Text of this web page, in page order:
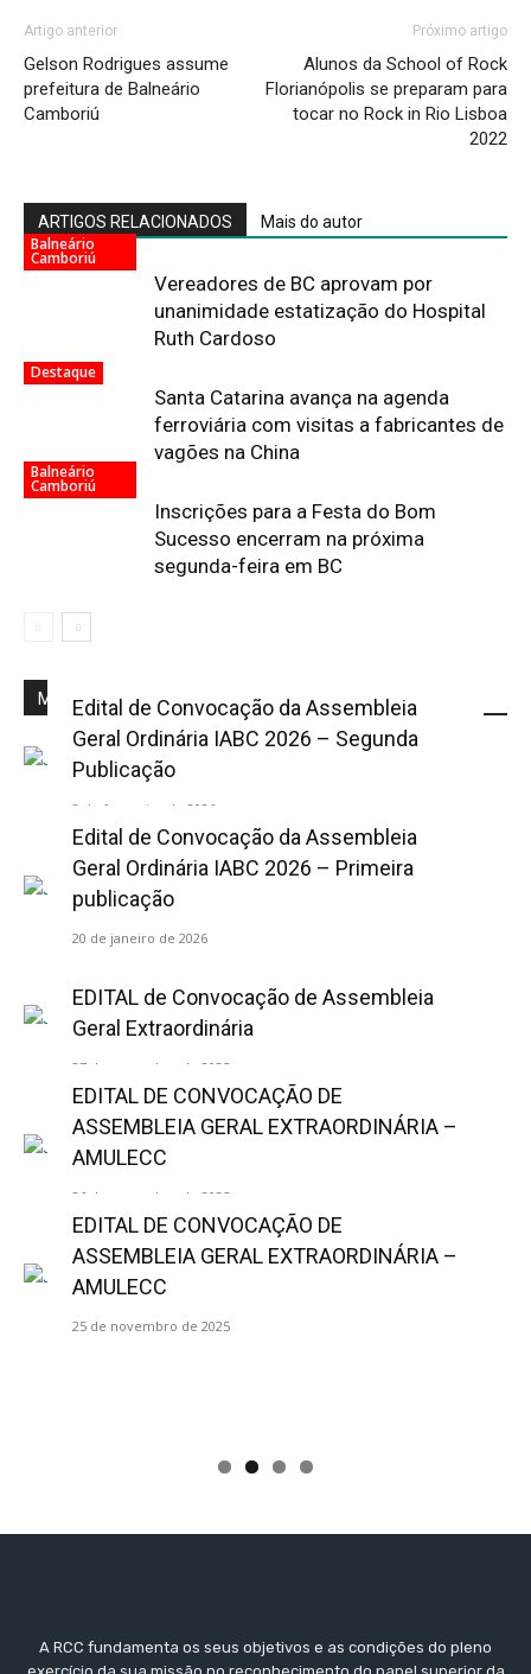
Artigo anterior
Gelson Rodrigues assume
prefeitura de Balneário
Camboriú
Próximo artigo
Alunos da School of Rock
Florianópolis se preparam para
tocar no Rock in Rio Lisboa
2022
ARTIGOS RELACIONADOS Mais do autor
Balneário
Camboriú
Vereadores de BC aprovam por
unanimidade estatização do Hospital
Ruth Cardoso
Destaque
Santa Catarina avança na agenda
ferroviária com visitas a fabricantes de
vagões na China
Balneário
Camboriú
Inscrições para a Festa do Bom
Sucesso encerram na próxima
segunda-feira em BC
Mais Popular
Edital de Convocação da Assembleia
Geral Ordinária IABC 2026 – Segunda
Publicação
2 de fevereiro de 2026
Edital de Convocação da Assembleia
Geral Ordinária IABC 2026 – Primeira
publicação
20 de janeiro de 2026
EDITAL de Convocação de Assembleia
Geral Extraordinária
27 de novembro de 2025
EDITAL DE CONVOCAÇÃO DE
ASSEMBLEIA GERAL EXTRAORDINÁRIA –
AMULECC
26 de novembro de 2025
EDITAL DE CONVOCAÇÃO DE
ASSEMBLEIA GERAL EXTRAORDINÁRIA –
AMULECC
25 de novembro de 2025
A RCC fundamenta os seus objetivos e as condições do pleno